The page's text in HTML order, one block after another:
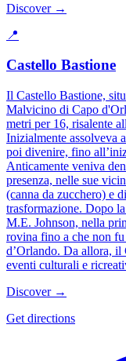
Discover →
📍
Castello Bastione
Il Castello Bastione,
Malvicino di Capo
metri per 16, risalente
Inizialmente assolveva
poi divenire, fino
Anticamente veniva
presenza, nelle sue
(canna da zucchero) e
trasformazione. Dopo
M.E. Johnson, nella
rovina fino a che non
d’Orlando. Da allora, il
eventi culturali e
Discover →
Get directions